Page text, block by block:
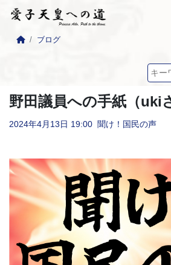
ブログ
野田議員への手紙（uki
2024年4月13日 19:00 聞け！国民の声